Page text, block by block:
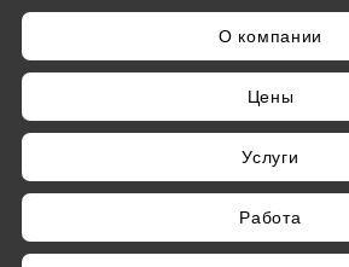
и объем багажа, чтобы мы
подходящий автомобиль.
О компании
Цены
Услуги
Работа